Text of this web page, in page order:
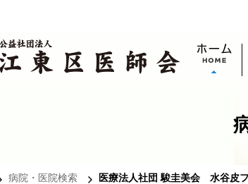
病院・医院検索 医療法人社団 駿圭美会 水谷皮